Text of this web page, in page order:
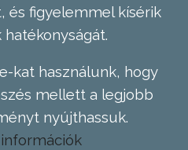
és figyelemmel kísérik
kat használunk, hogy
mellett a legjobb
nyújthassuk.